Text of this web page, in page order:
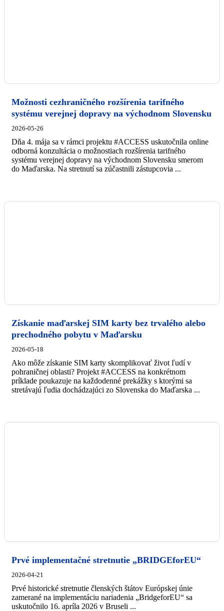
Možnosti cezhraničného rozšírenia tarifného
systému verejnej dopravy na východnom Slovensku
2026-05-26
Dňa 4. mája sa v rámci projektu #ACCESS uskutočnila online
odborná konzultácia o možnostiach rozšírenia tarifného
systému verejnej dopravy na východnom Slovensku smerom
do Maďarska. Na stretnutí sa zúčastnili zástupcovia ...
Získanie maďarskej SIM karty bez trvalého alebo
prechodného pobytu v Maďarsku
2026-05-18
Ako môže získanie SIM karty skomplikovať život ľudí v
pohraničnej oblasti? Projekt #ACCESS na konkrétnom
príklade poukazuje na každodenné prekážky s ktorými sa
stretávajú ľudia dochádzajúci zo Slovenska do Maďarska ...
Prvé implementačné stretnutie „BRIDGEforEU“
2026-04-21
Prvé historické stretnutie členských štátov Európskej únie
zamerané na implementáciu nariadenia „BridgeforEU“ sa
uskutočnilo 16. apríla 2026 v Bruseli ...